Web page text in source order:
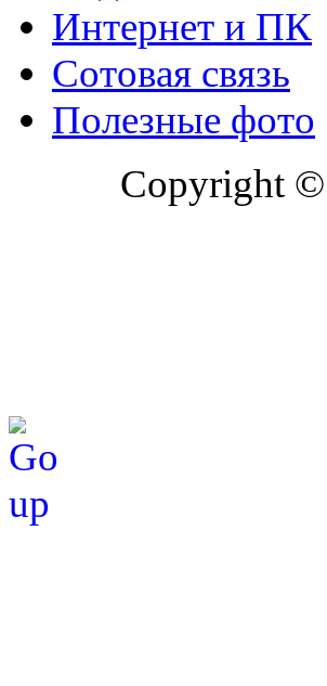
Интернет и ПК
Сотовая связь
Полезные фото
Copyright